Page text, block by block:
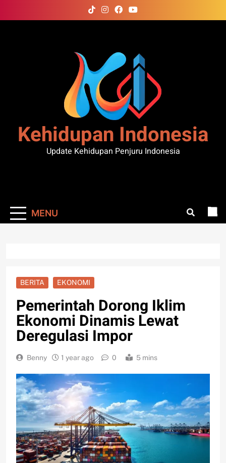
to
Kehidupan Indonesia
Update Kehidupan Penjuru Indonesia
MENU
BERITA EKONOMI
Pemerintah Dorong Iklim
Ekonomi Dinamis Lewat
Deregulasi Impor
Benny 1 year ago 0 5 mins